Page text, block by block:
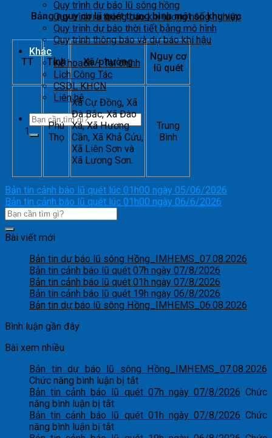
Quy trình dự báo lũ sông hồng
Quy trình ra thông báo khí tượng nông nghiệp
Quy trình dự báo thời tiết bằng mô hình
Quy trình thông báo và dự báo khí hậu
Khác
Kế hoạch – Tài chính
Lịch Công Tác
CSDL KHCN
Liên hệ
Cao
Bằng
Xã Bảo Lâm, Xã
Cần Yên, Xã Lý
Quốc, Xã Quảng
Lâm, Xã Trùng
Cao
Bảng nguy cơ lũ quét trung bình một số khu vực
TT Tỉnh Xã/phường
Nguy cơ
lũ quét
1
Phú
Thọ
Xã Cự Đồng, Xã
Đà Bắc, Xã Đào
Xá, Xã Hương
Cần, Xã Khả Cửu,
Xã Liên Sơn và
Xã Lương Sơn.
Trung
Bình
Bản tin cảnh báo lũ quét lúc 01h00 ngày 05/06/2026
Bản tin cảnh báo lũ quét lúc 01h00 ngày 06/6/2026
Bài viết mới
Bản tin dự báo lũ sông Hồng_IMHEMS_07.08.2026
Bản tin cảnh báo lũ quét 07h ngày 07/8/2026
Bản tin cảnh báo lũ quét 01h ngày 07/8/2026
Bản tin cảnh báo lũ quét 19h ngày 06/8/2026
Bản tin dự báo lũ sông Hồng_IMHEMS_06.08.2026
Bình luận gần đây
Bài xem nhiều
Bản tin dự báo lũ sông Hồng_IMHEMS_07.08.2026
Chức năng bình luận bị tắtở
Bản
dự
Bản tin cảnh báo lũ quét 07h ngày 07/8/2026 Chức
năng bình luận bị tắtở
Bản
tin
Bản tin cảnh báo lũ quét 01h ngày 07/8/2026 Chức
năng bình luận bị tắtở